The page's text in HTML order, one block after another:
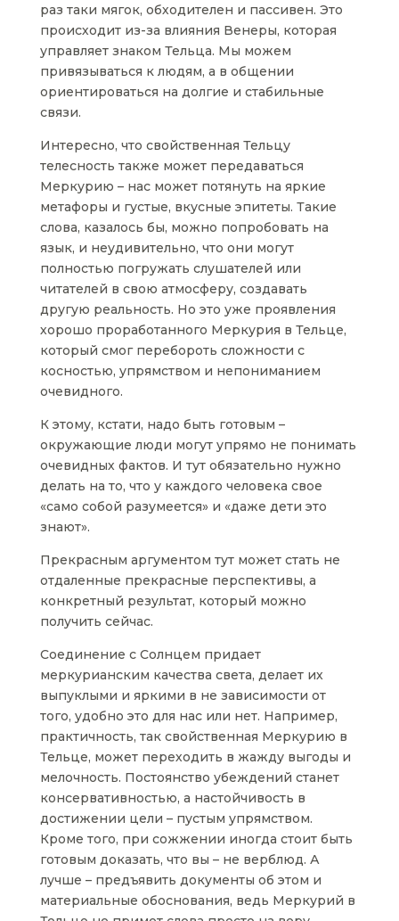
раз таки мягок, обходителен и пассивен. Это
происходит из-за влияния Венеры, которая
управляет знаком Тельца. Мы можем
привязываться к людям, а в общении
ориентироваться на долгие и стабильные
связи.
Интересно, что свойственная Тельцу
телесность также может передаваться
Меркурию – нас может потянуть на яркие
метафоры и густые, вкусные эпитеты. Такие
слова, казалось бы, можно попробовать на
язык, и неудивительно, что они могут
полностью погружать слушателей или
читателей в свою атмосферу, создавать
другую реальность. Но это уже проявления
хорошо проработанного Меркурия в Тельце,
который смог перебороть сложности с
косностью, упрямством и непониманием
очевидного.
К этому, кстати, надо быть готовым –
окружающие люди могут упрямо не понимать
очевидных фактов. И тут обязательно нужно
делать на то, что у каждого человека свое
«само собой разумеется» и «даже дети это
знают».
Прекрасным аргументом тут может стать не
отдаленные прекрасные перспективы, а
конкретный результат, который можно
получить сейчас.
Соединение с Солнцем придает
меркурианским качества света, делает их
выпуклыми и яркими в не зависимости от
того, удобно это для нас или нет. Например,
практичность, так свойственная Меркурию в
Тельце, может переходить в жажду выгоды и
мелочность. Постоянство убеждений станет
консервативностью, а настойчивость в
достижении цели – пустым упрямством.
Кроме того, при сожжении иногда стоит быть
готовым доказать, что вы – не верблюд. А
лучше – предъявить документы об этом и
материальные обоснования, ведь Меркурий в